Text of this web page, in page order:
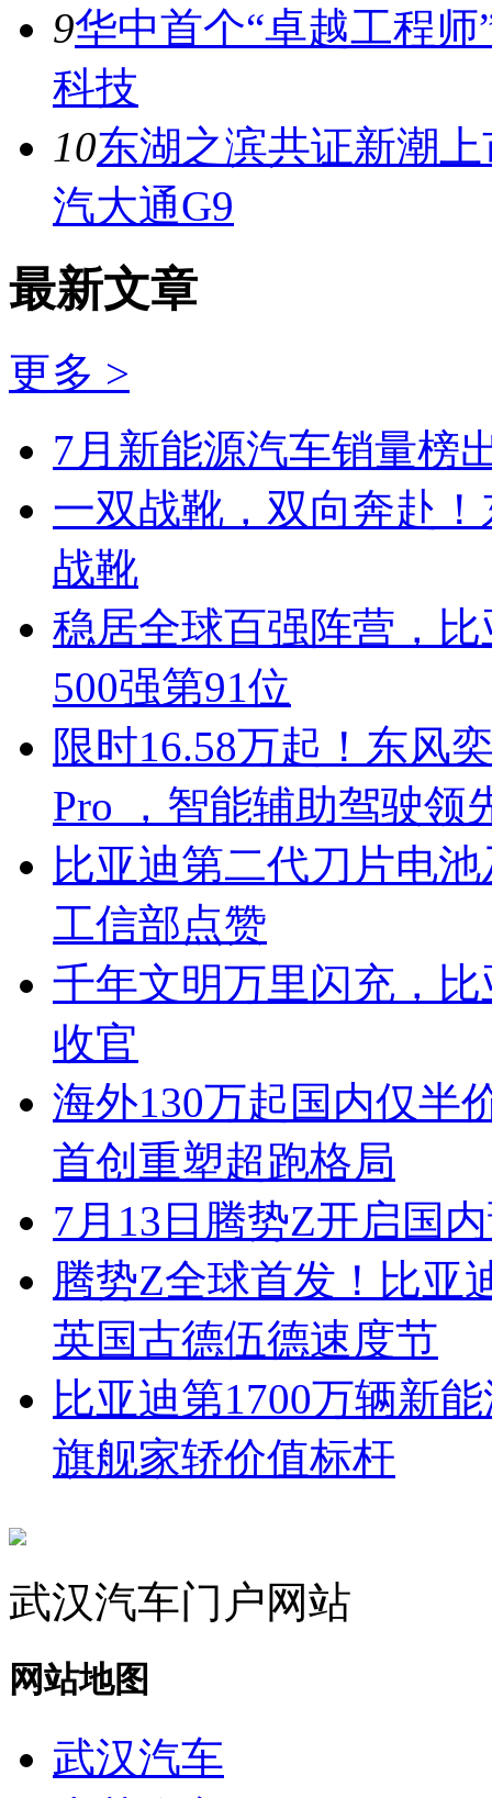
9华中首个“卓越工程
科技
10东湖之滨共证新潮
汽大通G9
最新文章
更多 >
7月新能源汽车销量榜
一双战靴，双向奔赴
战靴
稳居全球百强阵营，
500强第91位
限时16.58万起！东风
Pro ，智能辅助驾驶领
比亚迪第二代刀片电
工信部点赞
千年文明万里闪充，
收官
海外130万起国内仅半
首创重塑超跑格局
7月13日腾势Z开启国
腾势Z全球首发！比亚
英国古德伍德速度节
比亚迪第1700万辆新
旗舰家轿价值标杆
武汉汽车门户网站
网站地图
武汉汽车